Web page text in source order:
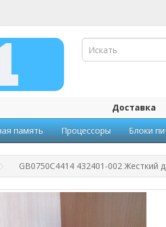
Доставка
память Процессоры Блоки
GB0750C4414 432401-002 Жесткий